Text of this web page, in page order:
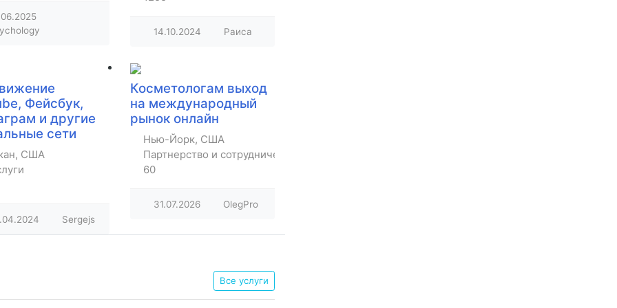
14.10.2024 Раиса
Фейсбук,
и другие
сети
США
Sergejs
Косметологам выход
на международный
рынок онлайн
Нью-Йорк, США
Партнерство и сотрудничество
60
31.07.2026 OlegPro
Все услуги